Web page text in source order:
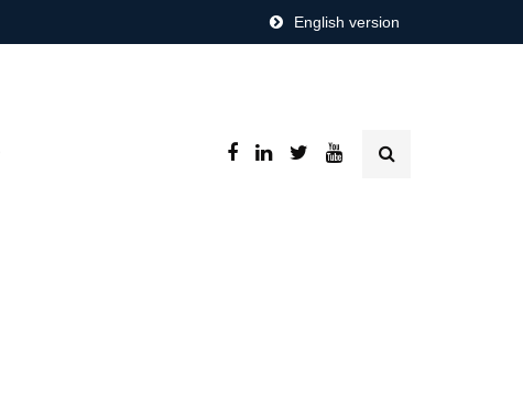
English version